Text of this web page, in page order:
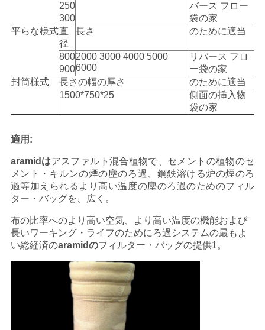
バース フロー
袋の家
250
300
平らな様式直
径
長さ のために適当
8002000 3000 4000 5000
6000
リバース フロ
ー袋の家
900
封筒様式
長さの幅の厚さ
のために適当
1500*750*25
側面の挿入物
袋の家
適用:
aramidはアスファルト混合植物で、セメントの植物のセ
メント・キルンの煙の塵のろ過、鋼鉄溶ける炉の煙のろ
過等加えられるより高い温度の塵のろ過のためのフィル
ター・バッグを、広く。
布の比率へのより高い空気、より高い温度の機能および
長いワーキング・ライフのためにろ過システムの最もよ
い総経済のaramidのフィルター・バッグの提供1。